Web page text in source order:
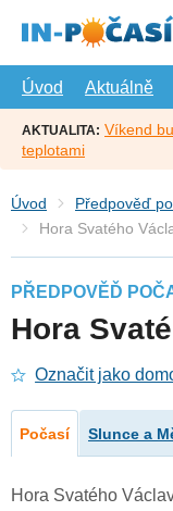
hlavní
Úvod
Aktuálně
AKTUALITA: Víkend
teplotami
Úvod Předpověď
Hora Svatého
PŘEDPOVĚĎ
Hora
Označit jako
Počasí Slunce a
Hora Svatého